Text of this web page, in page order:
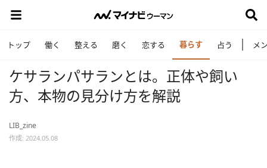
トップ 働く 整える 磨く 恋する 暮らす 占う メ
ケサランパサランとは。正体や飼い
方、本物の見分け方を解説
LIB_zine
作成: 2024.05.08